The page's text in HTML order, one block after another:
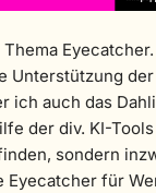
Unterstützung der
ich auch das
der div. KI-
sondern
für